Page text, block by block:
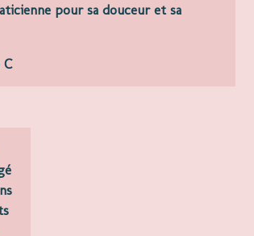
pour sa douceur et sa
C